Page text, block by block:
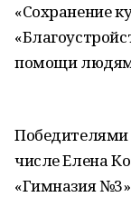
«Сохранение
помощи
Победителями
числе Елена
«Гимназия